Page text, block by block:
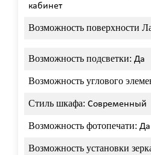
кабинет
Возможность поверхности
Возможность подсветки: Да
Возможность углового
Стиль шкафа: Современный
Возможность фотопечати: Да
Возможность установки